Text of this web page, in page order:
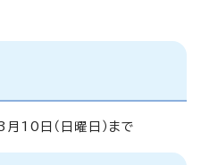
10日（日曜日）まで